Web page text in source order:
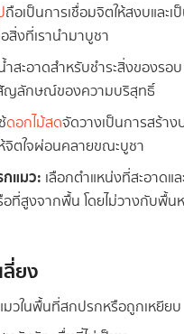
ถือเป็นการเชื่อมจิตให้สงบและเ
สิ่งที่เรานำมาบูชา
ำสะอาดสำหรับชำระสิ่งของรอ
ญลักษณ์ของความบริสุทธิ์
ดอกไม้สดจัดวางเป็นการสร้า
จิตใจผ่อนคลายขณะบูชา
แมว: เลือกตำแหน่งที่สะอาดแ
ที่สูงจากพื้น โดยไม่วางกับพื้น
ยง
มวในพื้นที่สกปรกหรือถูกเหยียบ